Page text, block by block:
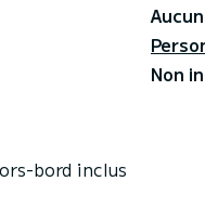
Non
bord inclus